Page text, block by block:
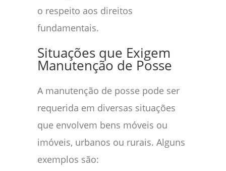
o respeito aos direitos
fundamentais.
Situações que Exigem
Manutenção de Posse
A manutenção de posse pode ser
requerida em diversas situações
que envolvem bens móveis ou
imóveis, urbanos ou rurais. Alguns
exemplos são: